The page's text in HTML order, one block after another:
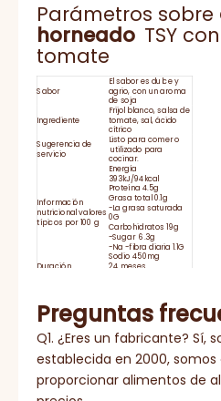
Parámetros sobre
horneado TSY
tomate
Sabor
El sabor es dulce y
agrio, con un aroma
de soja
Ingrediente
Frijol blanco, salsa de
tomate, sal, ácido
cítrico
Sugerencia de
servicio
Listo para comer o
utilizado para
cocinar.
Información
nutricional valores
típicos por 100 g
Energía
393kJ/94kcal
Proteína 4.5g
Grasa total 0.1g
-La grasa saturada
0G
Carbohidratos 19g
-Sugar 6.3g
-Na -fibra diaria 1.1G
Sodio 450mg
Duración
24 meses
ALMACENAMIENTO:
almacenamiento a
prueba de humedad.
Después de abrir,
manténgase en el
refrigerador por no
más de 24 horas
HACCP, BRC, IFS,
HALAL, KOSHER, ISO
Preguntas
Q1. ¿Eres un fabricante? Sí,
establecida en 2000,
proporcionar alimentos de